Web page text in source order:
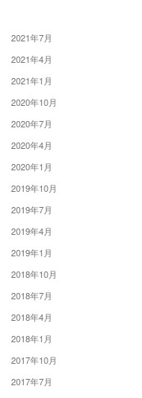
2021年7月
2021年4月
2021年1月
2020年10月
2020年7月
2020年4月
2020年1月
2019年10月
2019年7月
2019年4月
2019年1月
2018年10月
2018年7月
2018年4月
2018年1月
2017年10月
2017年7月